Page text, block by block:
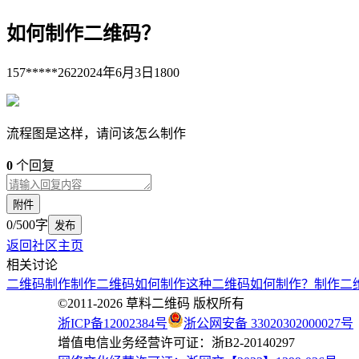
如何制作二维码？
157*****2622024年6月3日 1800
流程图是这样，请问该怎么制作
0 个回复
附件
0/500字 发布
返回社区主页
相关讨论
二维码制作制作二维码如何制作这种二维码如何制作？ 制作二
©2011-2026 草料二维码 版权所有
浙ICP备12002384号
浙公网安备 33020302000027号
增值电信业务经营许可证：浙B2-20140297